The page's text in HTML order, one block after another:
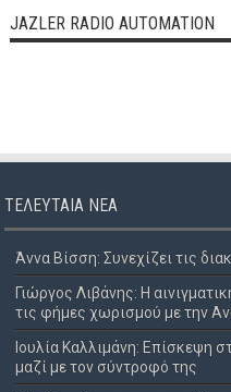
JAZLER RADIO AUTOMATION
ΤΕΛΕΥΤΑΊΑ ΝΈΑ
Άννα Βίσση: Συνεχίζει τις
Γιώργος Λιβάνης: Η
τις φήμες χωρισμού με την
Ιουλία Καλλιμάνη: Επίσκεψη
μαζί με τον σύντροφό της